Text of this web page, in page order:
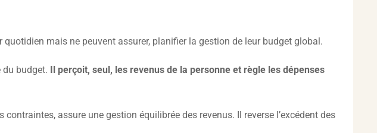
mais ne peuvent assurer, planifier la gestion de leur budget global.
budget. Il perçoit, seul, les revenus de la personne et règle les dépenses
assure une gestion équilibrée des revenus. Il reverse l’excédent des